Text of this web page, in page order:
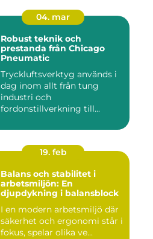
04. mar
Robust teknik och
prestanda från Chicago
Pneumatic
Tryckluftsverktyg används i
dag inom allt från tung
industri och
fordonstillverkning till...
19. feb
Balans och stabilitet i
arbetsmiljön: En
djupdykning i balansblock
I en modern arbetsmiljö där
säkerhet och ergonomi står i
fokus, spelar olika ve...